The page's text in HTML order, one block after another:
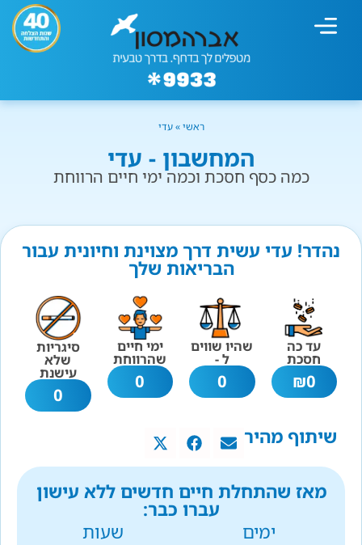
ראשי»עדי
המחשבון - עדי
כמה כסף חסכת וכמה ימי חיים הרווחת
נהדר! עדי עשית דרך מצוינת וחיונית עבור
הבריאות שלך
עד כה
חסכת
0
₪
שהיו שווים
ל -
0
ימי חיים
שהרווחת
0
סיגריות
שלא
עישנת
0
שיתוף מהיר
מאז שהתחלת חיים חדשים ללא עישון
עברו כבר:
ימים
שעות